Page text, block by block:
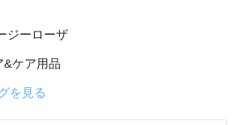
ジーローザ
&ケア用品
を見る